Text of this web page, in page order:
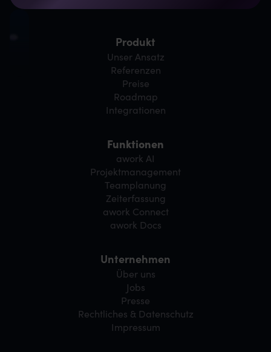
Produkt
Unser Ansatz
Referenzen
Preise
Roadmap
Integrationen
Funktionen
awork AI
Projektmanagement
Teamplanung
Zeiterfassung
awork Connect
awork Docs
Unternehmen
Über uns
Jobs
Presse
Rechtliches & Datenschutz
Impressum